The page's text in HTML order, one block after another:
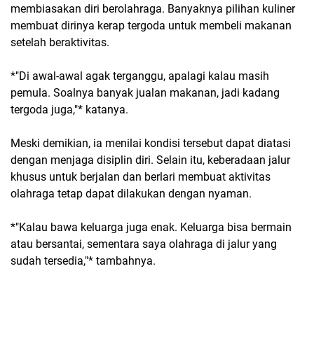
membiasakan diri berolahraga. Banyaknya pilihan kuliner
membuat dirinya kerap tergoda untuk membeli makanan
setelah beraktivitas.
*"Di awal-awal agak terganggu, apalagi kalau masih
pemula. Soalnya banyak jualan makanan, jadi kadang
tergoda juga,"* katanya.
Meski demikian, ia menilai kondisi tersebut dapat diatasi
dengan menjaga disiplin diri. Selain itu, keberadaan jalur
khusus untuk berjalan dan berlari membuat aktivitas
olahraga tetap dapat dilakukan dengan nyaman.
*"Kalau bawa keluarga juga enak. Keluarga bisa bermain
atau bersantai, sementara saya olahraga di jalur yang
sudah tersedia,"* tambahnya.